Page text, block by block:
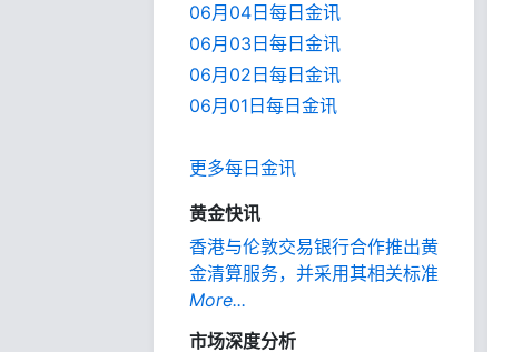
06月04日每日金讯
06月03日每日金讯
06月02日每日金讯
06月01日每日金讯
更多每日金讯
黄金快讯
香港与伦敦交易银行合作推出黄
金清算服务，并采用其相关标准
More...
市场深度分析